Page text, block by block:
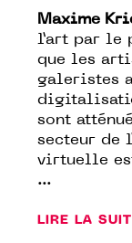
Maxime
l’art par le
que les
galeristes
sont
secteur de
virtuelle
...
LIRE LA